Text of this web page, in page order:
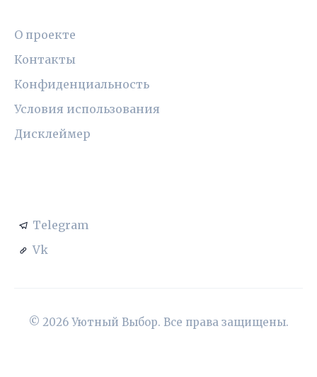
О проекте
Контакты
Конфиденциальность
Условия использования
Дисклеймер
Telegram
Vk
© 2026 Уютный Выбор. Все права защищены.